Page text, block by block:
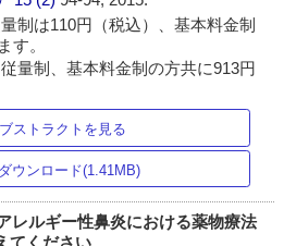
制は110円（税込）、基本料金制
す。
量制、基本料金制の方共に913円
ストラクトを見る
ウンロード(1.41MB)
レルギー性鼻炎における薬物療法
てください.